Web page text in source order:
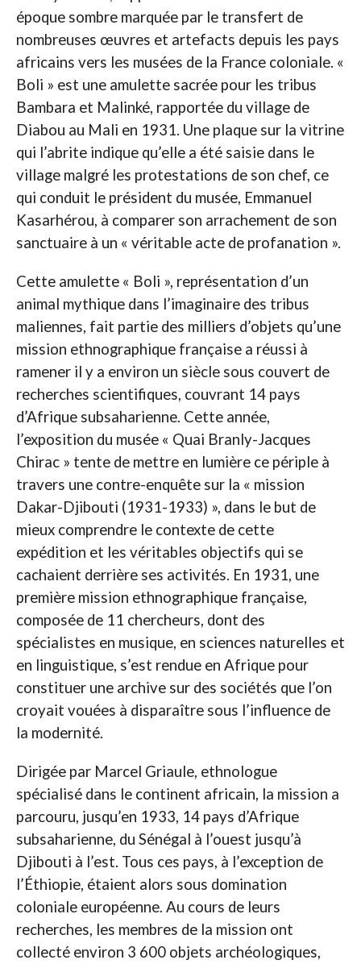
époque sombre marquée par le transfert de
nombreuses œuvres et artefacts depuis les pays
africains vers les musées de la France coloniale. «
Boli » est une amulette sacrée pour les tribus
Bambara et Malinké, rapportée du village de
Diabou au Mali en 1931. Une plaque sur la vitrine
qui l’abrite indique qu’elle a été saisie dans le
village malgré les protestations de son chef, ce
qui conduit le président du musée, Emmanuel
Kasarhérou, à comparer son arrachement de son
sanctuaire à un « véritable acte de profanation ».
Cette amulette « Boli », représentation d’un
animal mythique dans l’imaginaire des tribus
maliennes, fait partie des milliers d’objets qu’une
mission ethnographique française a réussi à
ramener il y a environ un siècle sous couvert de
recherches scientifiques, couvrant 14 pays
d’Afrique subsaharienne. Cette année,
l’exposition du musée « Quai Branly-Jacques
Chirac » tente de mettre en lumière ce périple à
travers une contre-enquête sur la « mission
Dakar-Djibouti (1931-1933) », dans le but de
mieux comprendre le contexte de cette
expédition et les véritables objectifs qui se
cachaient derrière ses activités. En 1931, une
première mission ethnographique française,
composée de 11 chercheurs, dont des
spécialistes en musique, en sciences naturelles et
en linguistique, s’est rendue en Afrique pour
constituer une archive sur des sociétés que l’on
croyait vouées à disparaître sous l’influence de
la modernité.
Dirigée par Marcel Griaule, ethnologue
spécialisé dans le continent africain, la mission a
parcouru, jusqu’en 1933, 14 pays d’Afrique
subsaharienne, du Sénégal à l’ouest jusqu’à
Djibouti à l’est. Tous ces pays, à l’exception de
l’Éthiopie, étaient alors sous domination
coloniale européenne. Au cours de leurs
recherches, les membres de la mission ont
collecté environ 3 600 objets archéologiques,